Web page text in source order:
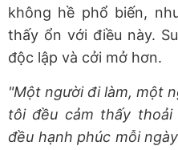
không hề phổ biến,
thấy ổn với điều này.
độc lập và cởi mở hơn.
"Một người đi làm, một
tôi đều cảm thấy
đều hạnh phúc mỗi